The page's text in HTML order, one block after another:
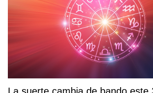
La suerte cambia de bando este